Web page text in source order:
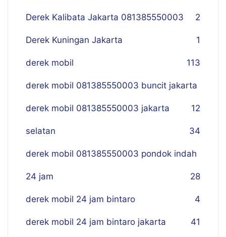
Derek Kalibata Jakarta 081385550003 2
Derek Kuningan Jakarta 1
derek mobil 113
derek mobil 081385550003 buncit jakarta
12
derek mobil 081385550003 jakarta
selatan 34
derek mobil 081385550003 pondok indah
24 jam 28
derek mobil 24 jam bintaro 4
derek mobil 24 jam bintaro jakarta 41